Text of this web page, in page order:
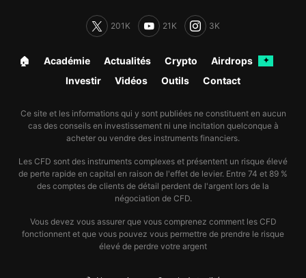
201K 21K 3K
🏠︎ Académie Actualités Crypto Airdrops ✦
Investir Vidéos Outils Contact
Ce site et les informations qui y sont publiées ne constituent en aucun
cas des conseils en investissement ni une incitation quelconque à
acheter ou vendre des instruments financiers.
Les CFD sont des instruments complexes et présentent un risque élevé
de perte rapide en capital en raison de l'effet de levier. Entre 74 et 89 %
des comptes de clients de détail perdent de l'argent lors de la
négociation de CFD.
Vous devez vous assurer que vous comprenez comment les CFD
fonctionnent et que vous pouvez vous permettre de prendre le risque
élevé de perdre votre argent